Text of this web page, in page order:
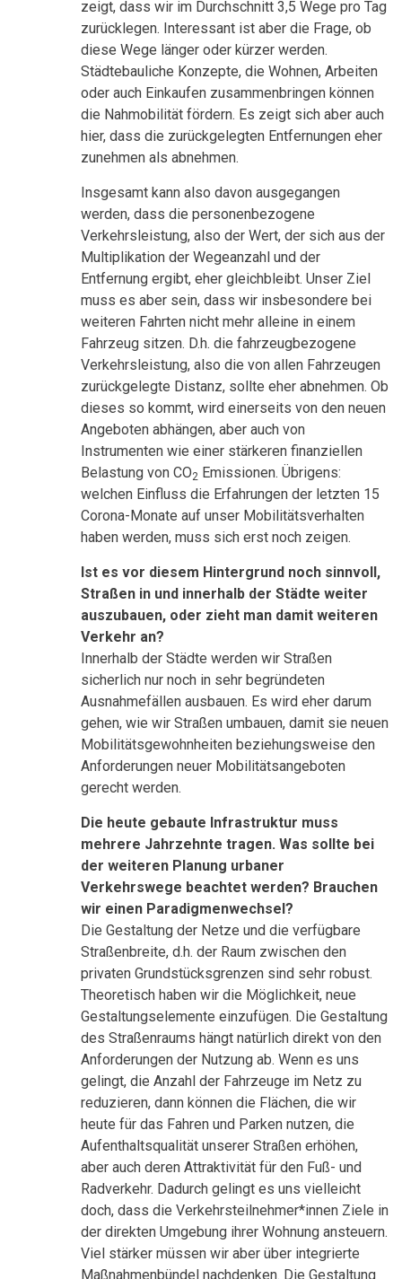
zeigt, dass wir im Durchschnitt 3,5 Wege pro Tag
zurücklegen. Interessant ist aber die Frage, ob
diese Wege länger oder kürzer werden.
Städtebauliche Konzepte, die Wohnen, Arbeiten
oder auch Einkaufen zusammenbringen können
die Nahmobilität fördern. Es zeigt sich aber auch
hier, dass die zurückgelegten Entfernungen eher
zunehmen als abnehmen.
Insgesamt kann also davon ausgegangen
werden, dass die personenbezogene
Verkehrsleistung, also der Wert, der sich aus der
Multiplikation der Wegeanzahl und der
Entfernung ergibt, eher gleichbleibt. Unser Ziel
muss es aber sein, dass wir insbesondere bei
weiteren Fahrten nicht mehr alleine in einem
Fahrzeug sitzen. D.h. die fahrzeugbezogene
Verkehrsleistung, also die von allen Fahrzeugen
zurückgelegte Distanz, sollte eher abnehmen. Ob
dieses so kommt, wird einerseits von den neuen
Angeboten abhängen, aber auch von
Instrumenten wie einer stärkeren finanziellen
Belastung von CO2 Emissionen. Übrigens:
welchen Einfluss die Erfahrungen der letzten 15
Corona-Monate auf unser Mobilitätsverhalten
haben werden, muss sich erst noch zeigen.
Ist es vor diesem Hintergrund noch sinnvoll,
Straßen in und innerhalb der Städte weiter
auszubauen, oder zieht man damit weiteren
Verkehr an?
Innerhalb der Städte werden wir Straßen
sicherlich nur noch in sehr begründeten
Ausnahmefällen ausbauen. Es wird eher darum
gehen, wie wir Straßen umbauen, damit sie neuen
Mobilitätsgewohnheiten beziehungsweise den
Anforderungen neuer Mobilitätsangeboten
gerecht werden.
Die heute gebaute Infrastruktur muss
mehrere Jahrzehnte tragen. Was sollte bei
der weiteren Planung urbaner
Verkehrswege beachtet werden? Brauchen
wir einen Paradigmenwechsel?
Die Gestaltung der Netze und die verfügbare
Straßenbreite, d.h. der Raum zwischen den
privaten Grundstücksgrenzen sind sehr robust.
Theoretisch haben wir die Möglichkeit, neue
Gestaltungselemente einzufügen. Die Gestaltung
des Straßenraums hängt natürlich direkt von den
Anforderungen der Nutzung ab. Wenn es uns
gelingt, die Anzahl der Fahrzeuge im Netz zu
reduzieren, dann können die Flächen, die wir
heute für das Fahren und Parken nutzen, die
Aufenthaltsqualität unserer Straßen erhöhen,
aber auch deren Attraktivität für den Fuß- und
Radverkehr. Dadurch gelingt es uns vielleicht
doch, dass die Verkehrsteilnehmer*innen Ziele in
der direkten Umgebung ihrer Wohnung ansteuern.
Viel stärker müssen wir aber über integrierte
Maßnahmenbündel nachdenken. Die Gestaltung